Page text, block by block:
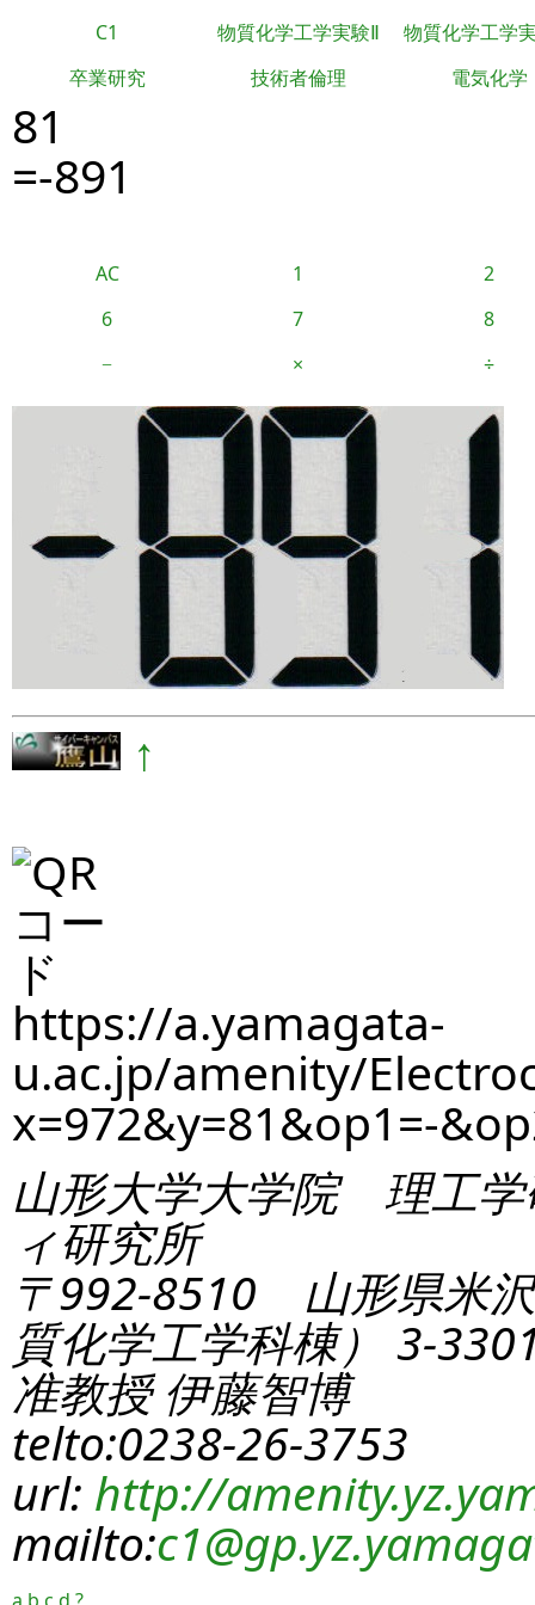
C1 物質化学工学実験Ⅱ
物質化学工学
卒業研究
技術者倫理 電気化学
81
=-891
AC 1
2
6
7
8
−
× ÷
↑
https://a.yamagata-
u.ac.jp/amenity/
x=972&y=81&op1=-
山形大学大学院 理工学
ィ研究所
〒992-8510 山形県米
質化学工学科棟） 3-
准教授 伊藤智博
telto:0238-26-3753
url: http://
mailto:c1